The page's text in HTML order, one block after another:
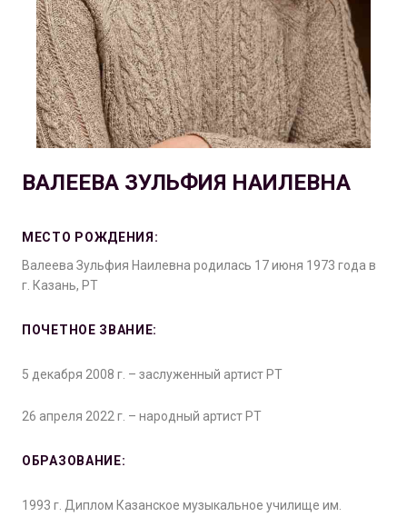
ВАЛЕЕВА ЗУЛЬФИЯ НАИЛЕВНА
МЕСТО РОЖДЕНИЯ:
Валеева Зульфия Наилевна родилась 17 июня 1973 года в
г. Казань, РТ
ПОЧЕТНОЕ ЗВАНИЕ:
5 декабря 2008 г. – заслуженный артист РТ
26 апреля 2022 г. – народный артист РТ
ОБРАЗОВАНИЕ:
1993 г. Диплом Казанское музыкальное училище им.